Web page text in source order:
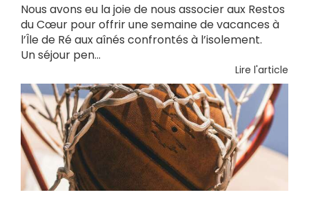
Nous avons eu la joie de nous associer aux Restos
du Cœur pour offrir une semaine de vacances à
l’Île de Ré aux aînés confrontés à l’isolement.
Un séjour pen...
Lire l'article